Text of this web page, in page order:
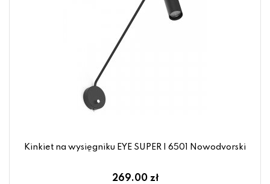
Kinkiet na wysięgniku EYE SUPER I 6501 Nowodvorski
269.00 zł